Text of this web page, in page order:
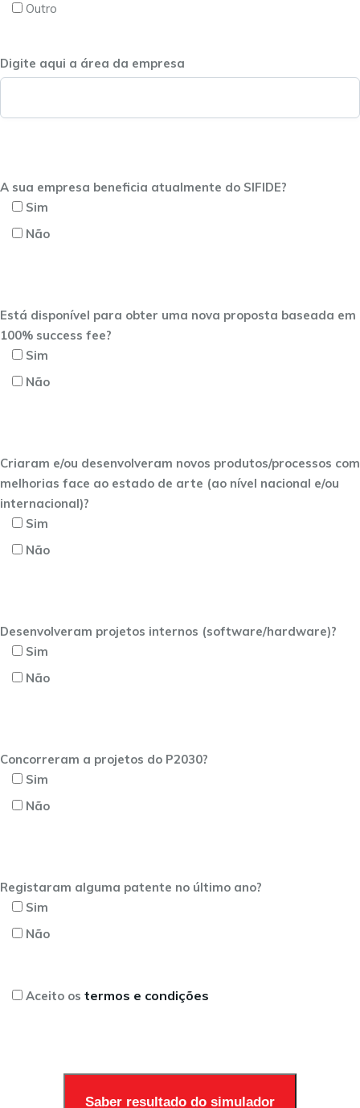
Outro
Digite aqui a área da empresa
A sua empresa beneficia atualmente do SIFIDE?
Sim
Não
Está disponível para obter uma nova proposta baseada em
100% success fee?
Sim
Não
Criaram e/ou desenvolveram novos produtos/processos com
melhorias face ao estado de arte (ao nível nacional e/ou
internacional)?
Sim
Não
Desenvolveram projetos internos (software/hardware)?
Sim
Não
Concorreram a projetos do P2030?
Sim
Não
Registaram alguma patente no último ano?
Sim
Não
Aceito os termos e condições